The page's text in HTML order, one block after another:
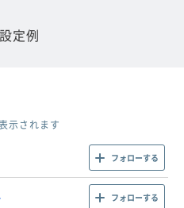
定例
示されます
フォローする
フォローする